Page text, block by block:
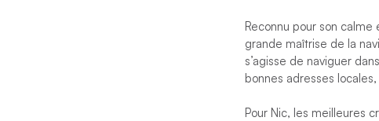
Reconnu pour son
grande maîtrise de la
s’agisse de naviguer
bonnes adresses
Pour Nic, les meilleures